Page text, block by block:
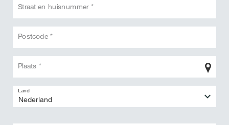
Straat en huisnummer *
Postcode *
Plaats *
Land